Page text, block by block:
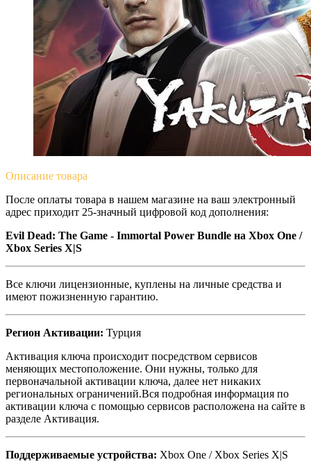
Описание товара
После оплаты товара в нашем магазине на ваш электронный
адрес приходит 25-значный цифровой код дополнения:
Evil Dead: The Game - Immortal Power Bundle на Xbox One /
Xbox Series X|S
Все ключи лицензионные, куплены на личные средства и
имеют пожизненную гарантию.
Регион Активации: Турция
Активация ключа происходит посредством сервисов
меняющих местоположение. Они нужны, только для
первоначальной активации ключа, далее нет никаких
региональных ограничений.Вся подробная информация по
активации ключа с помощью сервисов расположена на сайте в
разделе Активация.
Поддерживаемые устройства: Xbox One / Xbox Series X|S